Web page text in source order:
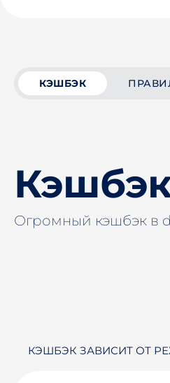
КЭШБЭК
Огромный кэшбэк в
КЭШБЭК ЗАВИСИТ ОТ